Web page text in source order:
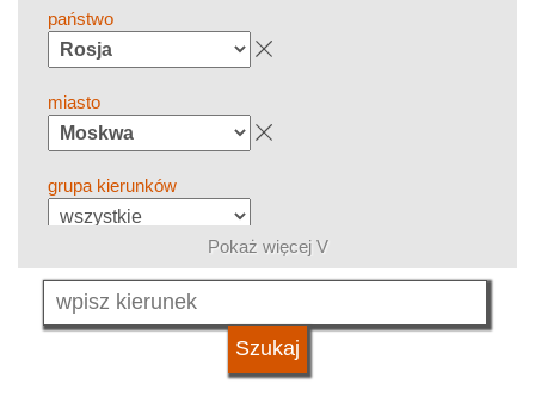
państwo
miasto
grupa kierunków
język
Pokaż więcej V